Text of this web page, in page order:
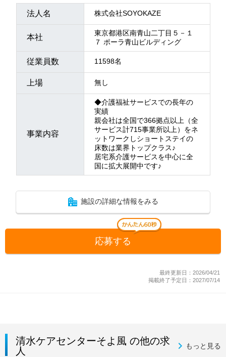
法人名 株式会社SOYOKAZE
本社
東京都港区南青山二丁目５－１
７ ポーラ青山ビルディング
従業員数 11598名
上場 無し
事業内容
◆介護福祉サービスでの長年の
実績
親会社は全国で366拠点以上（全
サービス計715事業所以上）をネ
ットワークしショートステイの
床数は業界トップクラス♪
居宅系介護サービスを中心に全
国に拡大展開中です♪
施設の詳細な情報をみる
応募する
最終更新日：2026/04/21
掲載終了予定日：2027/07/14
清水ケアセンターそよ風 の他の求
人
もっと見る